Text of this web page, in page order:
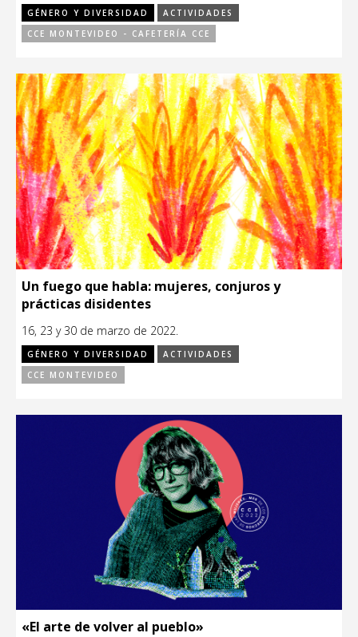
GÉNERO Y DIVERSIDAD
ACTIVIDADES
CCE MONTEVIDEO - CAFETERÍA CCE
Un fuego que habla: mujeres, conjuros y
prácticas disidentes
16, 23 y 30 de marzo de 2022.
GÉNERO Y DIVERSIDAD
ACTIVIDADES
CCE MONTEVIDEO
«El arte de volver al pueblo»